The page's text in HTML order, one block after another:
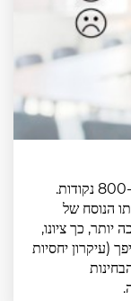
התפלגות הציונים בפסיכומטרי הוא בין 200 ל-800 נקודות.
הנוסח של
כך ציונו,
(עיקרון יחסיות